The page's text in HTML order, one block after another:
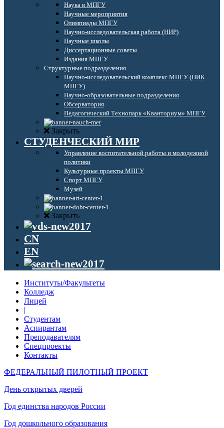
Наука в МПГУ
Научные мероприятия
Олимпиады МПГУ
Научно-исследовательская работа (НИР)
Научные школы
Диссертационные советы
Издания МПГУ
Структурные подразделения
Научно-исследовательский комплекс МПГУ (НИК
МПГУ)
Научно-образовательные подразделения
Обсерватория
Педагогический Технопарк «Кванториум» МПГУ
Закрыть
СТУДЕНЧЕСКИЙ МИР
Управление воспитательной работы и молодежной
политики
Культурные проекты МПГУ
Спорт МПГУ
Музей
Закрыть
CN
EN
Институты/Факультеты
Колледж
Лицей
|
Студентам
Аспирантам
Преподавателям
Спецпроекты
Контакты
ФЕДЕРАЛЬНЫЙ ПИЛОТНЫЙ ПРОЕКТ
День открытых дверей
Год единства народов России
Год дошкольного образования